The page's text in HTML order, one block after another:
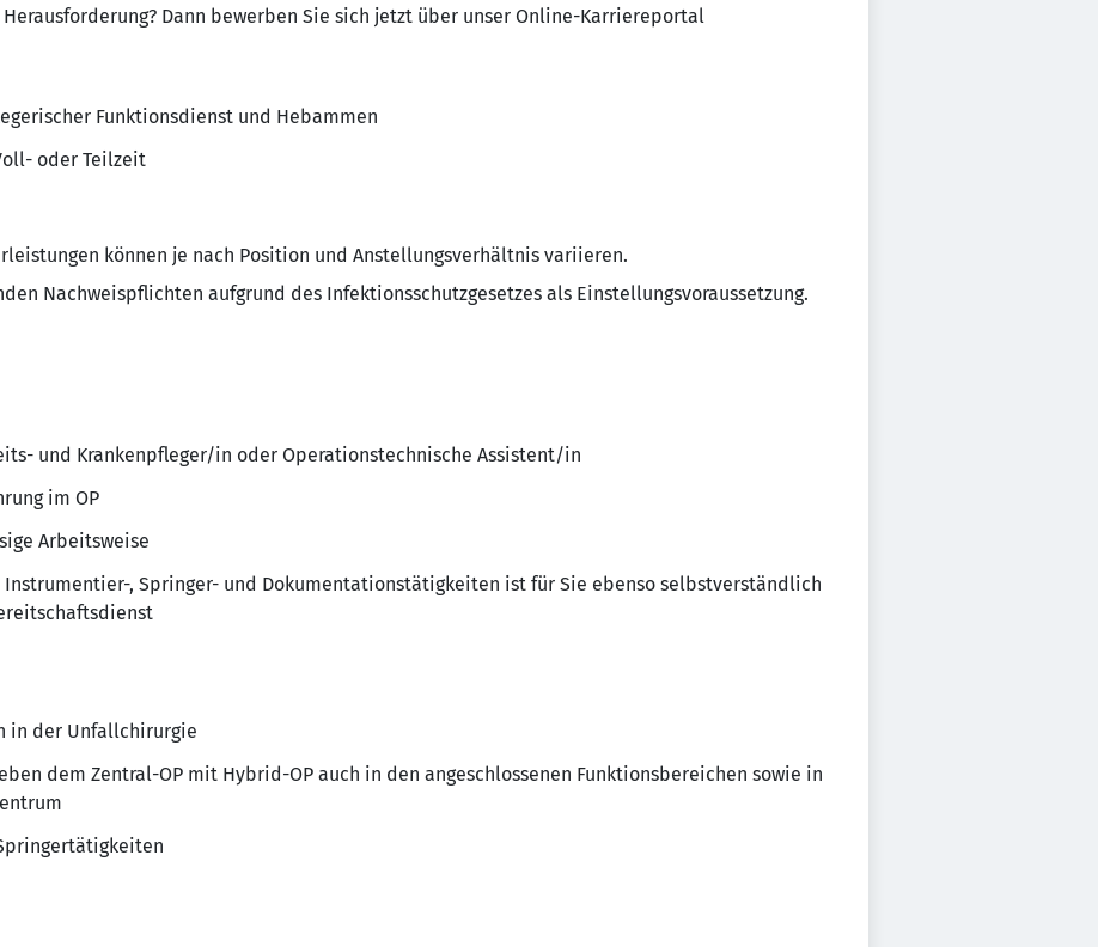
Dann bewerben Sie sich jetzt über unser Online-Karriereportal
Funktionsdienst und Hebammen
oder Teilzeit
können je nach Position und Anstellungsverhältnis variieren.
Nachweispflichten aufgrund des Infektionsschutzgesetzes als Einstellungsvoraussetzung.
und Krankenpfleger/in oder Operationstechnische Assistent/in
im OP
Arbeitsweise
, Springer- und Dokumentationstätigkeiten ist für Sie ebenso selbstverständlich
in der Unfallchirurgie
dem Zentral-OP mit Hybrid-OP auch in den angeschlossenen Funktionsbereichen sowie in